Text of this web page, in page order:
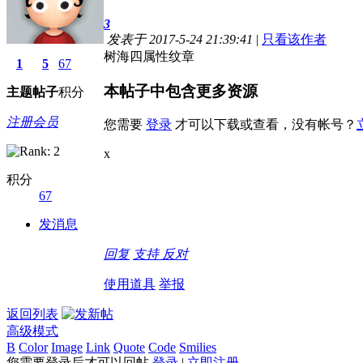
1
主题
5
帖子
67
积分
注册会员
积分
67
发消息
3
发表于 2017-5-24 21:39:41 | 只看该作者
树海四属性纹章
本帖子中包含更多资源
您需要 登录 才可以下载或查看，没有帐号？
x
回复 支持 反对
使用道具 举报
返回列表
高级模式
B Color Image Link Quote Code Smilies